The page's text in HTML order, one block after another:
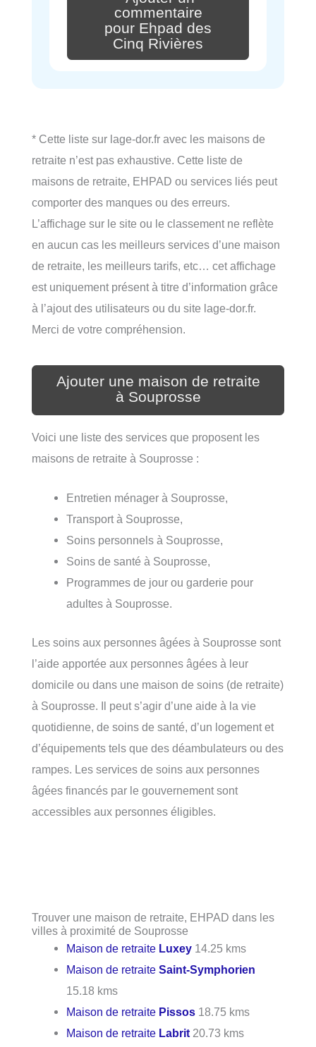
commentaire
pour Ehpad des
Cinq Rivières
* Cette liste sur lage-dor.fr avec les maisons de
retraite n’est pas exhaustive. Cette liste de
maisons de retraite, EHPAD ou services liés peut
comporter des manques ou des erreurs.
L’affichage sur le site ou le classement ne reflète
en aucun cas les meilleurs services d’une maison
de retraite, les meilleurs tarifs, etc… cet affichage
est uniquement présent à titre d’information grâce
à l’ajout des utilisateurs ou du site lage-dor.fr.
Merci de votre compréhension.
Ajouter une maison de retraite
à Souprosse
Voici une liste des services que proposent les
maisons de retraite à Souprosse :
Entretien ménager à Souprosse,
Transport à Souprosse,
Soins personnels à Souprosse,
Soins de santé à Souprosse,
Programmes de jour ou garderie pour
adultes à Souprosse.
Les soins aux personnes âgées à Souprosse sont
l’aide apportée aux personnes âgées à leur
domicile ou dans une maison de soins (de retraite)
à Souprosse. Il peut s’agir d’une aide à la vie
quotidienne, de soins de santé, d’un logement et
d’équipements tels que des déambulateurs ou des
rampes. Les services de soins aux personnes
âgées financés par le gouvernement sont
accessibles aux personnes éligibles.
Trouver une maison de retraite, EHPAD dans les
villes à proximité de Souprosse
Maison de retraite Luxey 14.25 kms
Maison de retraiteSaint-Symphorien
15.18 kms
Maison de retraite Pissos 18.75 kms
Maison de retraite Labrit 20.73 kms